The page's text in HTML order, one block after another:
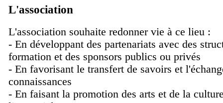
L'association
L'association souhaite redonner vie à ce lieu :
- En développant des partenariats avec des
formation et des sponsors publics ou privés
- En favorisant le transfert de savoirs et
connaissances
- En faisant la promotion des arts et de la